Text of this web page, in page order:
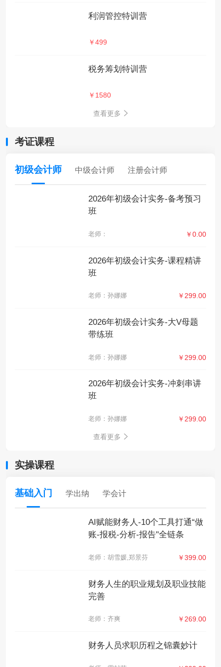
利润管控特训营
￥499
税务筹划特训营
￥1580
查看更多
考证课程
初级会计师 中级会计师 注册会计师
2026年初级会计实务-备考预习
班
老师： ￥0.00
2026年初级会计实务-课程精讲
班
老师：孙娜娜 ￥299.00
2026年初级会计实务-大V母题
带练班
老师：孙娜娜 ￥299.00
2026年初级会计实务-冲刺串讲
班
老师：孙娜娜 ￥299.00
查看更多
实操课程
基础入门 学出纳 学会计
AI赋能财务人-10个工具打通“做
账-报税-分析-报告"全链条
老师：胡雪媛,郑景芬 ￥399.00
财务人生的职业规划及职业技能
完善
老师：齐爽 ￥269.00
财务人员求职历程之锦囊妙计